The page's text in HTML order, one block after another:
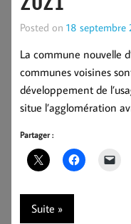
Posted on 18 septembre
La commune nouvelle
communes voisines
développement de
situe l’agglomération
Partager :
Suite »